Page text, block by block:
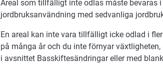
Areal som tillfälligt inte odlas måste bevaras
jordbruksanvändning med sedvanliga
En areal kan inte vara tillfälligt icke odlad i
på många år och du inte förnyar
i avsnittet Basskiftesändringar eller med